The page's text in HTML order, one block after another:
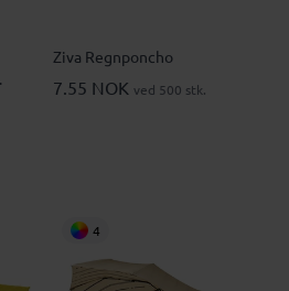
Ziva Regnponcho
7.55 NOK ved 500 stk.
4